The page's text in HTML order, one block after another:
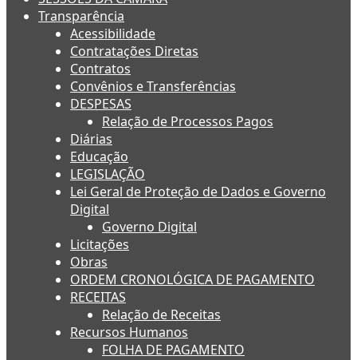
Transparência
Acessibilidade
Contratações Diretas
Contratos
Convênios e Transferências
DESPESAS
Relação de Processos Pagos
Diárias
Educação
LEGISLAÇÃO
Lei Geral de Proteção de Dados e Governo
Digital
Governo Digital
Licitações
Obras
ORDEM CRONOLÓGICA DE PAGAMENTO
RECEITAS
Relação de Receitas
Recursos Humanos
FOLHA DE PAGAMENTO